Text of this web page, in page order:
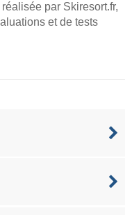
par Skiresort.fr,
et de tests